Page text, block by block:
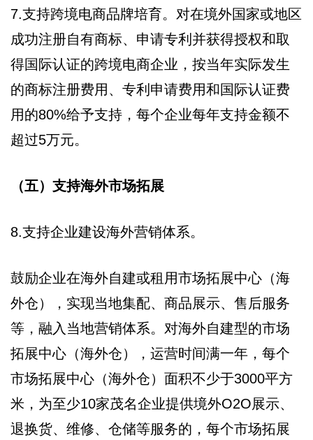
7.支持跨境电商品牌培育。对在境外国家或地区
成功注册自有商标、申请专利并获得授权和取
得国际认证的跨境电商企业，按当年实际发生
的商标注册费用、专利申请费用和国际认证费
用的80%给予支持，每个企业每年支持金额不
超过5万元。
（五）支持海外市场拓展
8.支持企业建设海外营销体系。
鼓励企业在海外自建或租用市场拓展中心（海
外仓），实现当地集配、商品展示、售后服务
等，融入当地营销体系。对海外自建型的市场
拓展中心（海外仓），运营时间满一年，每个
市场拓展中心（海外仓）面积不少于3000平方
米，为至少10家茂名企业提供境外O2O展示、
退换货、维修、仓储等服务的，每个市场拓展